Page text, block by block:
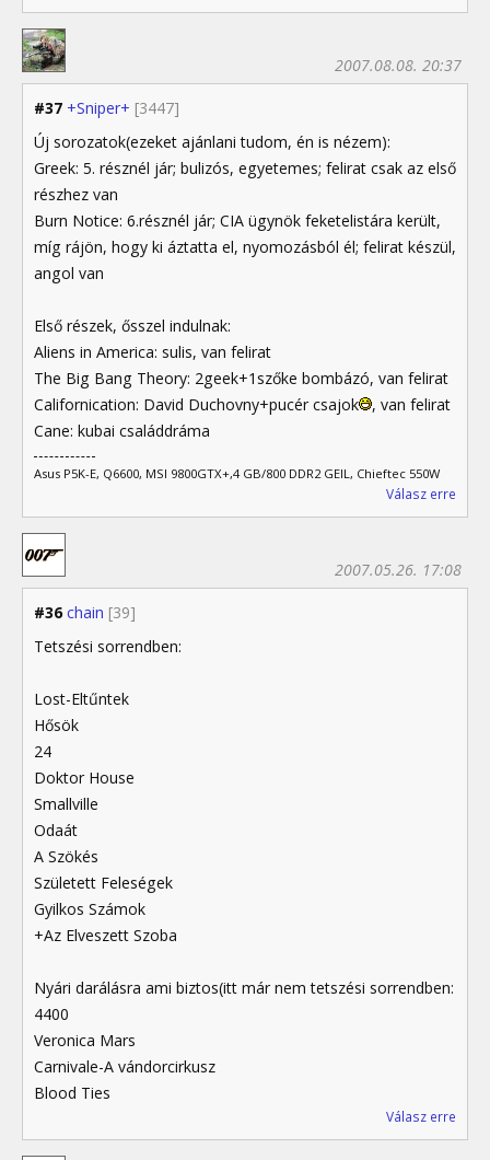
#37 +Sniper+ [3447]
2007.08.08. 20:37
Új sorozatok(ezeket ajánlani tudom, én is nézem):
Greek: 5. résznél jár; bulizós, egyetemes; felirat csak az első
részhez van
Burn Notice: 6.résznél jár; CIA ügynök feketelistára került,
míg rájön, hogy ki áztatta el, nyomozásból él; felirat készül,
angol van
Első részek, ősszel indulnak:
Aliens in America: sulis, van felirat
The Big Bang Theory: 2geek+1szőke bombázó, van felirat
Californication: David Duchovny+pucér csajok
, van felirat
Cane: kubai családdráma
Asus P5K-E, Q6600, MSI 9800GTX+,4 GB/800 DDR2 GEIL, Chieftec 550W
Válasz erre
#36 chain [39]
2007.05.26. 17:08
Tetszési sorrendben:
Lost-Eltűntek
Hősök
24
Doktor House
Smallville
Odaát
A Szökés
Született Feleségek
Gyilkos Számok
+Az Elveszett Szoba
Nyári darálásra ami biztos(itt már nem tetszési sorrendben:
4400
Veronica Mars
Carnivale-A vándorcirkusz
Blood Ties
Válasz erre